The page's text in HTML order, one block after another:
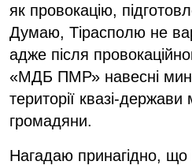
як провокацію,
Думаю, Тірасполю не
адже після
«МДБ ПМР» навесні
території квазі-держави
громадяни.
Нагадаю принагідно, що